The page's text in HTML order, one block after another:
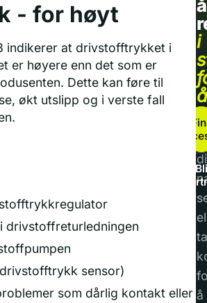
- for høyt
indikerer at drivstofftrykket i
er høyere enn det som er
Dette kan føre til
økt utslipp og i verste fall
drivstoffreturledningen
sensor)
som dårlig kontakt eller
å
i
å
ta
å
Bli